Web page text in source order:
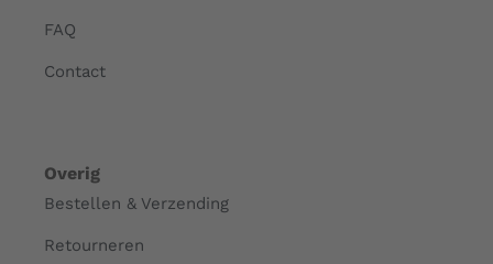
FAQ
Contact
Overig
Bestellen & Verzending
Retourneren